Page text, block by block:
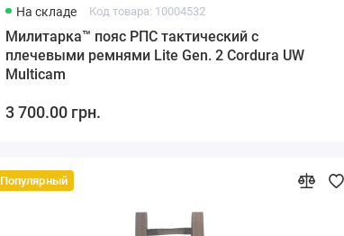
На складе Код товара: 10004532
Милитарка™ пояс РПС тактический с
плечевыми ремнями Lite Gen. 2 Cordura UW
Multicam
3 700.00 грн.
Популярный